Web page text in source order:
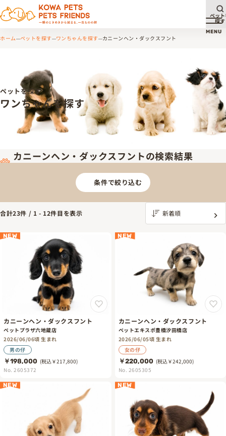
メ
MENU
ペッ
探す
ホーム ペットを探す ワンちゃんを探す カニーンヘン・ダックスフント
ペットを探す
ワンちゃんを探す
カニーンヘン・ダックスフントの検索結果
条件で絞り込む
合計23件 / 1 - 12件目を表示
NEW
カニーンヘン・ダックスフント
ペットプラザ六地蔵店
2026/06/06頃 生まれ
男の仔
￥198,000 (税込￥217,800)
No. 2605372
NEW
カニーンヘン・ダックスフント
ペットエキスポ豊橋汐田橋店
2026/06/05頃 生まれ
女の仔
￥220,000 (税込￥242,000)
No. 2605305
NEW NEW